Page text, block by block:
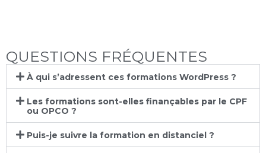
QUESTIONS FRÉQUENTES
À qui s’adressent ces formations WordPress ?
Les formations sont-elles finançables par le CPF
ou OPCO ?
Puis-je suivre la formation en distanciel ?